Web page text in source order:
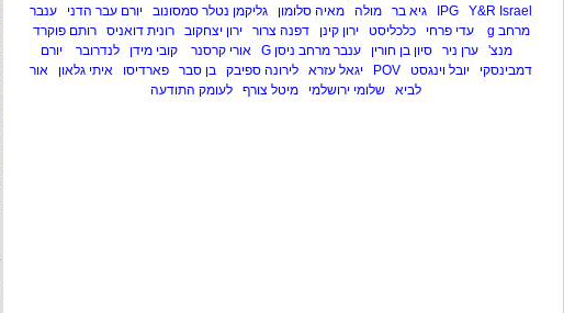
IPG
Y&R Israel גיא בר מולה מאיה סלומון גליקמן נטלר סמסונוב יורם עבר הדני
ענבר
מרחב g
עדי פרחי כלכליסט ירון קינן דפנה צרור ירון יצחקוב רונית דואניס
רותם פוקרד
מנצ'
ערן ניר סיון בן חורין ענבר מרחב ניסן G אורי קרסנר קובי מידן לנדרובר
יורם
דמבינסקי
יובל וינגסט POV יגאל עזרא לירונה ספיבק בן סבר פארדיסו איתי גלאון
אור
לביא
שלומי ירושלמי מיטל צורף לעומק התודעה